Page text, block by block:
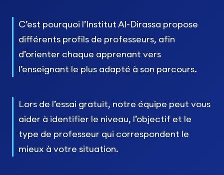
C’est pourquoi l’Institut Al-Dirassa propose
différents profils de professeurs, afin
d’orienter chaque apprenant vers
l’enseignant le plus adapté à son parcours.
Lors de l’essai gratuit, notre équipe peut vous
aider à identifier le niveau, l’objectif et le
type de professeur qui correspondent le
mieux à votre situation.